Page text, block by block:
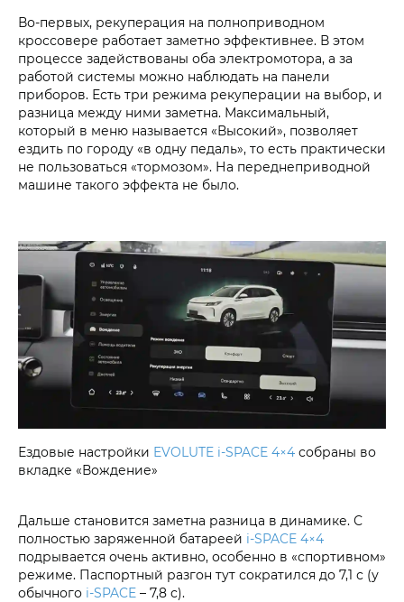
Во-первых, рекуперация на полноприводном
кроссовере работает заметно эффективнее. В этом
процессе задействованы оба электромотора, а за
работой системы можно наблюдать на панели
приборов. Есть три режима рекуперации на выбор, и
разница между ними заметна. Максимальный,
который в меню называется «Высокий», позволяет
ездить по городу «в одну педаль», то есть практически
не пользоваться «тормозом». На переднеприводной
машине такого эффекта не было.
Ездовые настройки EVOLUTE i‑SPACE 4×4 собраны во
вкладке «Вождение»
Дальше становится заметна разница в динамике. С
полностью заряженной батареей i‑SPACE 4×4
подрывается очень активно, особенно в «спортивном»
режиме. Паспортный разгон тут сократился до 7,1 с (у
обычного i‑SPACE – 7,8 с).